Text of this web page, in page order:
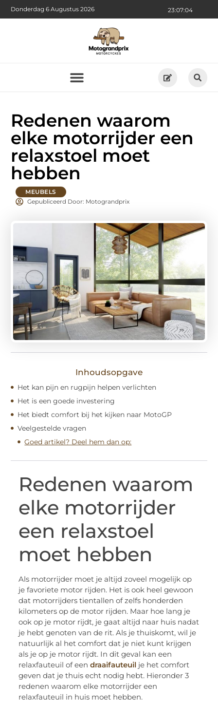
23:07:06
Donderdag 6 Augustus 2026
Redenen waarom
elke motorrijder een
relaxstoel moet
hebben
MEUBELS
Gepubliceerd Door: Motograndprix
Inhoudsopgave
Het kan pijn en rugpijn helpen verlichten
Het is een goede investering
Het biedt comfort bij het kijken naar MotoGP
Veelgestelde vragen
Goed artikel? Deel hem dan op:
Redenen waarom
elke motorrijder
een relaxstoel
moet hebben
Als motorrijder moet je altijd zoveel mogelijk op
je favoriete motor rijden. Het is ook heel gewoon
dat motorrijders tientallen of zelfs honderden
kilometers op de motor rijden. Maar hoe lang je
ook op je motor rijdt, je gaat altijd naar huis nadat
je hebt genoten van de rit. Als je thuiskomt, wil je
natuurlijk al het comfort dat je niet kunt krijgen
als je op je motor rijdt. In dit geval kan een
relaxfauteuil of eendraaifauteuil je het comfort
geven dat je thuis echt nodig hebt. Hieronder 3
redenen waarom elke motorrijder een
relaxfauteuil in huis moet hebben.